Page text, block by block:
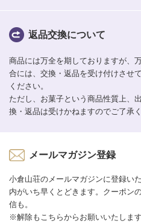
返品交換について
商品には万全を期しておりますが、
合には、交換・返品を受け付けさせ
ください。
ただし、お菓子という商品性質上、
換・返品は受けかねますのでご了承く
メールマガジン登録
小倉山荘のメールマガジンに登録い
内がいち早くとどきます。クーポン
信も。
※解除もこちらからお願いいたします